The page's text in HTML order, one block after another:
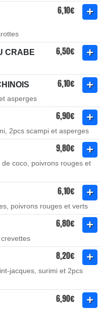
6,10€
CRABE 6,50€
6,10€
asperges
6,90€
2pcs scampi et asperges
9,80€
coco, poivrons rouges et
6,10€
poivrons rouges et verts
6,80€
8,20€
jacques, surimi et 2pcs
6,90€